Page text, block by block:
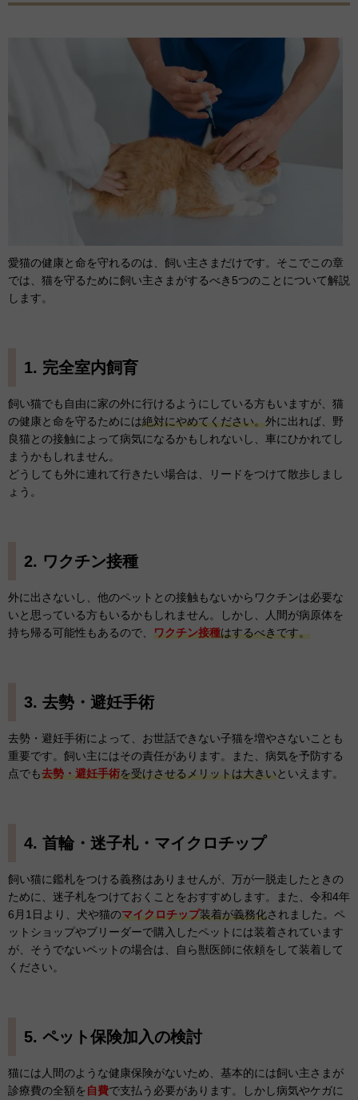
愛猫の健康と命を守れるのは、飼い主さまだけです。そこでこの章
では、猫を守るために飼い主さまがするべき5つのことについて解説
します。
1. 完全室内飼育
飼い猫でも自由に家の外に行けるようにしている方もいますが、猫
の健康と命を守るためには絶対にやめてください。外に出れば、野
良猫との接触によって病気になるかもしれないし、車にひかれてし
まうかもしれません。
どうしても外に連れて行きたい場合は、リードをつけて散歩しまし
ょう。
2. ワクチン接種
外に出さないし、他のペットとの接触もないからワクチンは必要な
いと思っている方もいるかもしれません。しかし、人間が病原体を
持ち帰る可能性もあるので、 ワクチン接種はするべきです。
3. 去勢・避妊手術
去勢・避妊手術によって、お世話できない子猫を増やさないことも
重要です。飼い主にはその責任があります。また、病気を予防する
点でも去勢・避妊手術を受けさせるメリットは大きいといえます。
4. 首輪・迷子札・マイクロチップ
飼い猫に鑑札をつける義務はありませんが、万が一脱走したときの
ために、迷子札をつけておくことをおすすめします。また、令和4年
6月1日より、犬や猫のマイクロチップ装着が義務化されました。ペ
ットショップやブリーダーで購入したペットには装着されています
が、そうでないペットの場合は、自ら獣医師に依頼をして装着して
ください。
5. ペット保険加入の検討
猫には人間のような健康保険がないため、基本的には飼い主さまが
診療費の全額を自費で支払う必要があります。しかし病気やケガに